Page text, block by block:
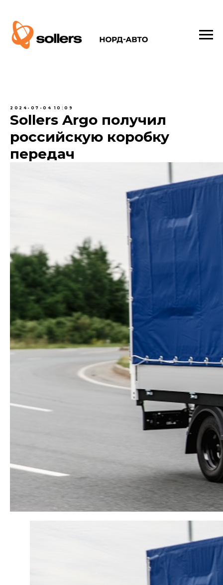
2024-07-04 10:09
Sollers Argo получил
российскую коробку
передач